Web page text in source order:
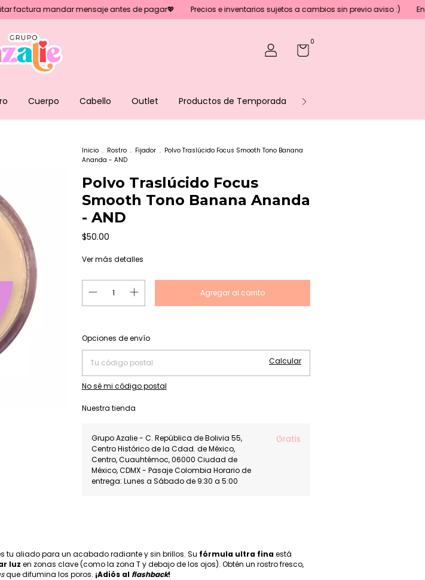
mensaje antes de pagar💖 Precios e inventarios sujetos a cambios sin previo aviso :) En caso de
0
Cuerpo Cabello Outlet Productos de Temporada
Inicio . Rostro . Fijador . Polvo Traslúcido Focus Smooth Tono Banana
Ananda - AND
Polvo Traslúcido Focus
Smooth Tono Banana Ananda
- AND
$50.00
Ver más detalles
Entregas para el CP:
Opciones de envío
Calcular
No sé mi código postal
Nuestra tienda
Grupo Azalie - C. República de Bolivia 55,
Centro Histórico de la Cdad. de México,
Centro, Cuauhtémoc, 06000 Ciudad de
México, CDMX - Pasaje Colombia Horario de
entrega: Lunes a Sábado de 9:30 a 5:00
Gratis
tu aliado para un acabado radiante y sin brillos. Su fórmula ultra finaestá
luz en zonas clave (como la zona T y debajo de los ojos). Obtén un rostro fresco,
que difumina los poros. ¡Adiós al flashback!